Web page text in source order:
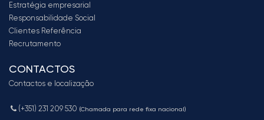
Estratégia empresarial
Responsabilidade Social
Clientes Referência
Recrutamento
CONTACTOS
Contactos e localização
(+351) 231 209 530 (Chamada para rede fixa nacional)